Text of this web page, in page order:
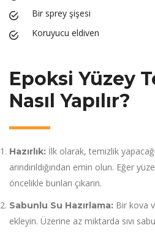
Bir sprey şişesi
Koruyucu eldiven
Epoksi Yüzey
Nasıl Yapılır?
Hazırlık: İlk olarak, temizlik
arındırıldığından emin olun. Eğer
öncelikle bunları çıkarın.
Sabunlu Su Hazırlama: Bir kova
ekleyin. Üzerine az miktarda sıvı